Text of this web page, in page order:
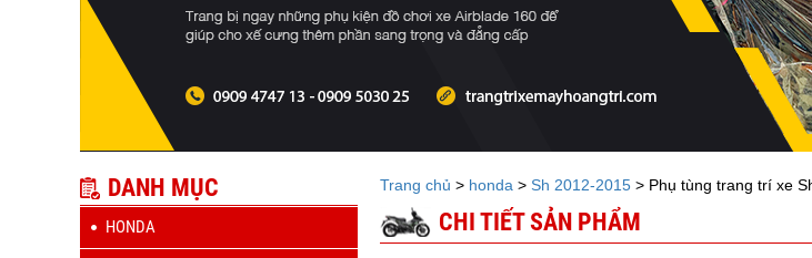
DANH MỤC
HONDA
Trang chủ > honda > Sh 2012-2015> Phụ tùng trang trí xe
CHI TIẾT SẢN PHẨM